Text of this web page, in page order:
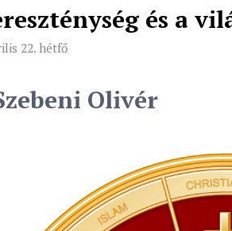
és a
22. hétfő
Olivér